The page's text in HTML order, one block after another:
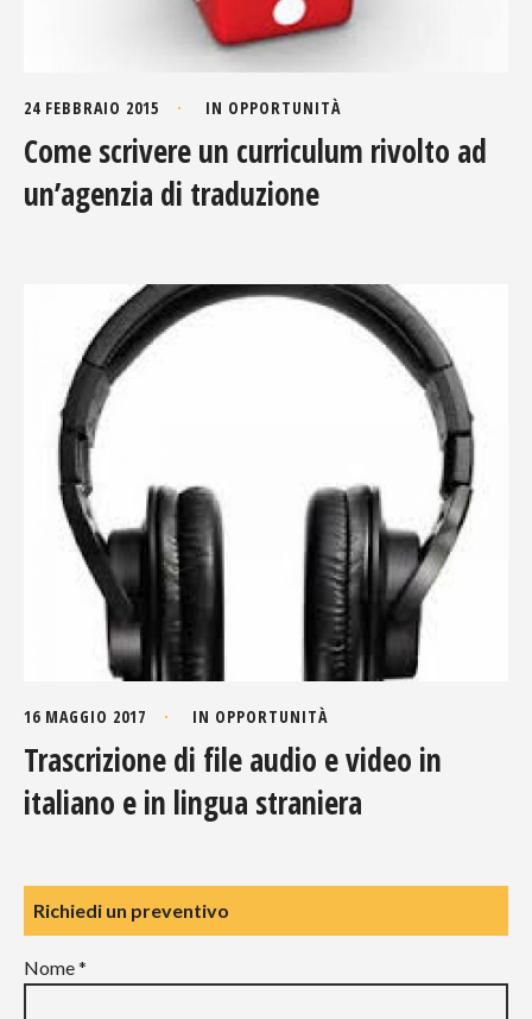
24 FEBBRAIO 2015 IN OPPORTUNITÀ
Come scrivere un curriculum rivolto ad
un’agenzia di traduzione
16 MAGGIO 2017 IN OPPORTUNITÀ
Trascrizione di file audio e video in
italiano e in lingua straniera
Richiedi un preventivo
Nome *